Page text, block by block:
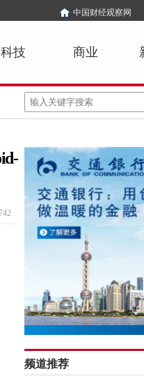
中国财经观察网
科技 商业
频道推荐